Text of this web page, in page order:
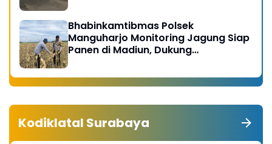
Bhabinkamtibmas Polsek
Manguharjo Monitoring Jagung Siap
Panen di Madiun, Dukung
Kodiklatal Surabaya